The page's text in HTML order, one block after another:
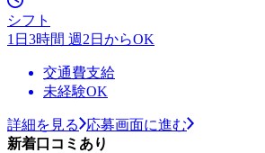
シフト
1日3時間 週2日からOK
交通費支給
未経験OK
詳細を見る
応募画面に進む
新着口コミあり